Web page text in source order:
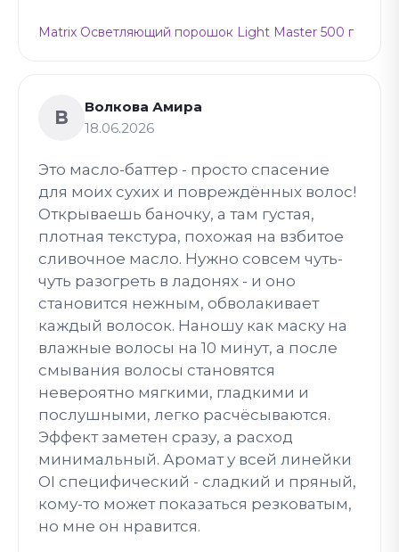
Matrix Осветляющий порошок Light Master 500 г
В
Волкова Амира
18.06.2026
Это масло-баттер - просто спасение
для моих сухих и повреждённых волос!
Открываешь баночку, а там густая,
плотная текстура, похожая на взбитое
сливочное масло. Нужно совсем чуть-
чуть разогреть в ладонях - и оно
становится нежным, обволакивает
каждый волосок. Наношу как маску на
влажные волосы на 10 минут, а после
смывания волосы становятся
невероятно мягкими, гладкими и
послушными, легко расчёсываются.
Эффект заметен сразу, а расход
минимальный. Аромат у всей линейки
OI специфический - сладкий и пряный,
кому-то может показаться резковатым,
но мне он нравится.